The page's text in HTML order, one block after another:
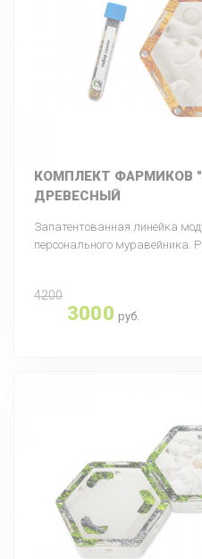
КОМПЛЕКТ ФАРМИКОВ
ДРЕВЕСНЫЙ
Запатентованная линейка
персонального муравейника.
4200
3000 руб.